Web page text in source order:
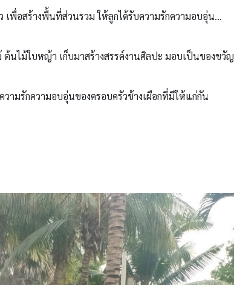
เพื่อสร้างพื้นที่ส่วนรวม ให้ลูกได้รับความรักความอบอุ่น…
ต้นไม้ใบหญ้า เก็บมาสร้างสรรค์งานศิลปะ มอบเป็นของขวัญ
มรักความอบอุ่นของครอบครัวช้างเผือกที่มีให้แก่กัน